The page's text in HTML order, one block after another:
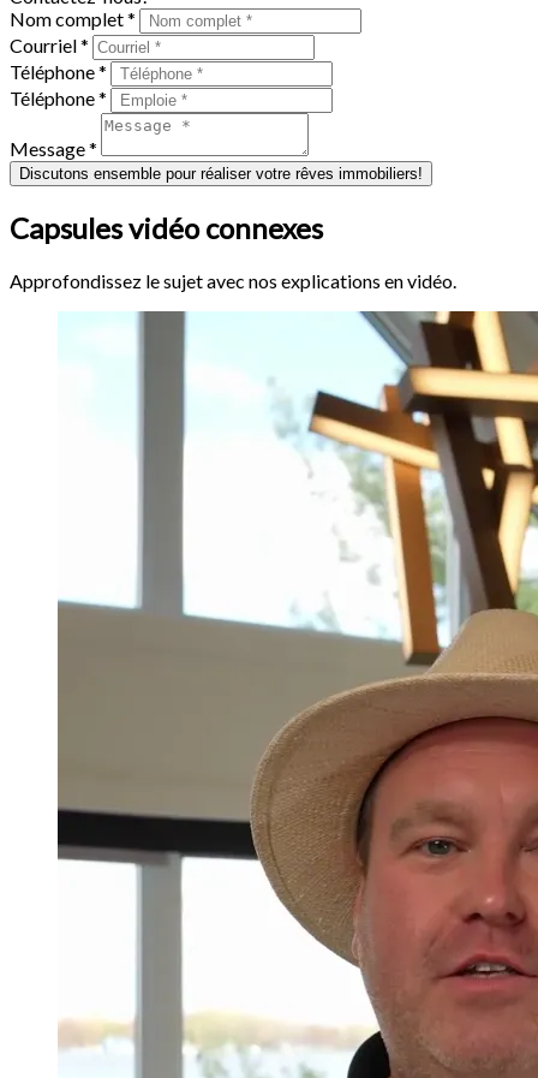
Nom complet *
Courriel *
Téléphone *
Téléphone *
Message *
Discutons ensemble pour réaliser votre rêves immobiliers!
Capsules vidéo connexes
Approfondissez le sujet avec nos explications en vidéo.